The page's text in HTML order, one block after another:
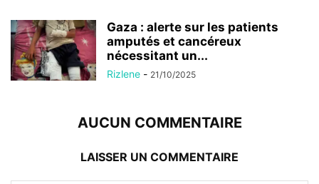
Gaza : alerte sur les patients
amputés et cancéreux
nécessitant un...
Rizlene - 21/10/2025
AUCUN COMMENTAIRE
LAISSER UN COMMENTAIRE